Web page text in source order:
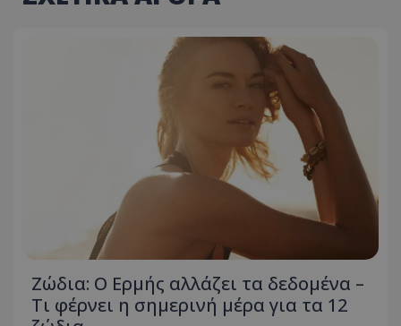
Ζώδια: Ο Ερμής αλλάζει τα δεδομένα –
Τι φέρνει η σημερινή μέρα για τα 12